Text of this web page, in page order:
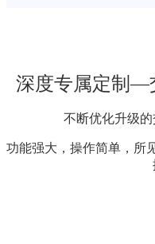
深度专属定制—
不断优化升级的
功能强大，操作简单，所